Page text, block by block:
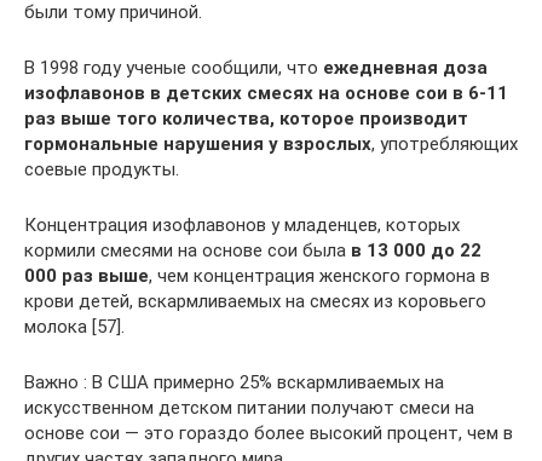
были тому причиной.
В 1998 году ученые сообщили, что ежедневная доза
изофлавонов в детских смесях на основе сои в 6-11
раз выше того количества, которое производит
гормональные нарушения у взрослых, употребляющих
соевые продукты.
Концентрация изофлавонов у младенцев, которых
кормили смесями на основе сои была в 13 000 до 22
000 раз выше, чем концентрация женского гормона в
крови детей, вскармливаемых на смесях из коровьего
молока [57].
Важно : В США примерно 25% вскармливаемых на
искусственном детском питании получают смеси на
основе сои — это гораздо более высокий процент, чем в